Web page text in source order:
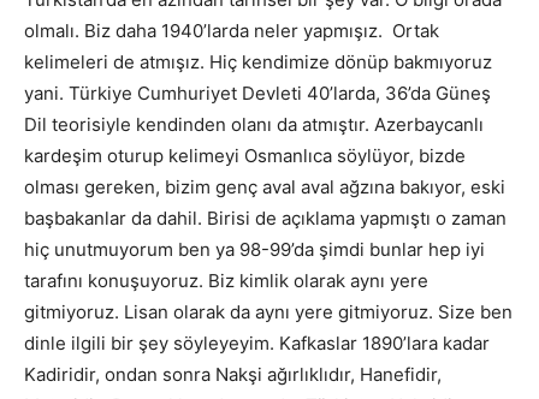
olmalı. Biz daha 1940’larda neler yapmışız. Ortak
kelimeleri de atmışız. Hiç kendimize dönüp bakmıyoruz
yani. Türkiye Cumhuriyet Devleti 40’larda, 36’da Güneş
Dil teorisiyle kendinden olanı da atmıştır. Azerbaycanlı
kardeşim oturup kelimeyi Osmanlıca söylüyor, bizde
olması gereken, bizim genç aval aval ağzına bakıyor, eski
başbakanlar da dahil. Birisi de açıklama yapmıştı o zaman
hiç unutmuyorum ben ya 98-99’da şimdi bunlar hep iyi
tarafını konuşuyoruz. Biz kimlik olarak aynı yere
gitmiyoruz. Lisan olarak da aynı yere gitmiyoruz. Size ben
dinle ilgili bir şey söyleyeyim. Kafkaslar 1890’lara kadar
Kadiridir, ondan sonra Nakşi ağırlıklıdır, Hanefidir,